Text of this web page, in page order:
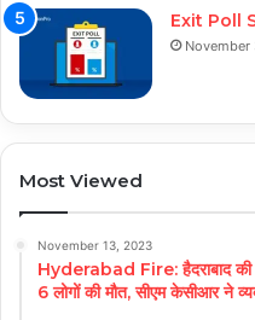
Exit Poll
Most Viewed
November 13, 2023
Hyderabad Fire: हैदराबाद की
6 लोगों की मौत, सीएम केसीआर ने